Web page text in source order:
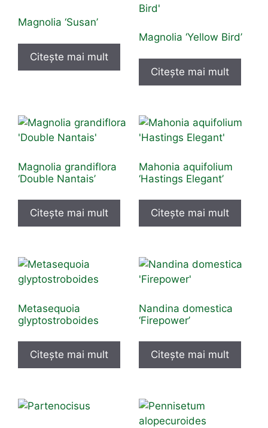
Magnolia ‘Susan’
Citește mai mult
Magnolia ‘Yellow Bird’
Citește mai mult
Magnolia grandiflora
‘Double Nantais’
Citește mai mult
Mahonia aquifolium
‘Hastings Elegant’
Citește mai mult
Metasequoia
glyptostroboides
Citește mai mult
Nandina domestica
‘Firepower’
Citește mai mult